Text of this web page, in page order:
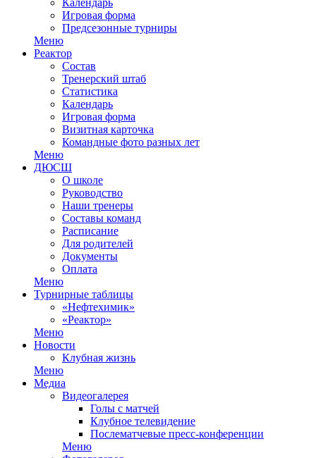
Календарь
Игровая форма
Предсезонные турниры
Меню
Реактор
Состав
Тренерский штаб
Статистика
Календарь
Игровая форма
Визитная карточка
Командные фото разных лет
Меню
ДЮСШ
О школе
Руководство
Наши тренеры
Составы команд
Расписание
Для родителей
Документы
Оплата
Меню
Турнирные таблицы
«Нефтехимик»
«Реактор»
Меню
Новости
Клубная жизнь
Меню
Медиа
Видеогалерея
Голы с матчей
Клубное телевидение
Послематчевые пресс-конференции
Меню